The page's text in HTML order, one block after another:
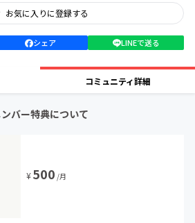
お気に入りに登録する
シェア LINEで送る
コミュニティ詳細
バー特典について
¥500 /月